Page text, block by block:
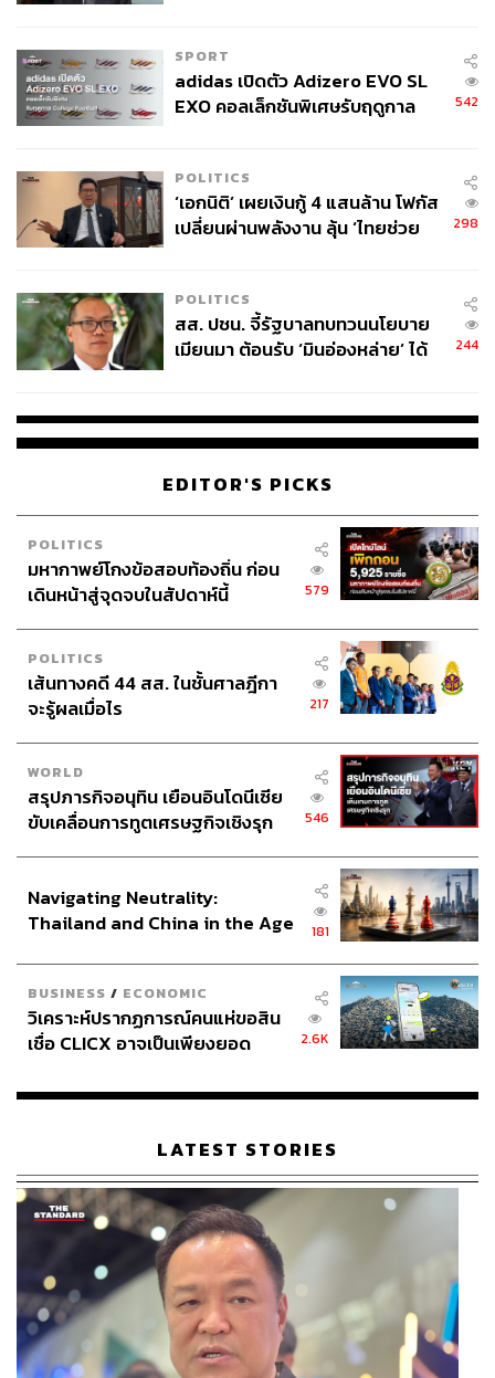
SPORT
adidas เปิดตัว Adizero EVO SL
EXO คอลเล็กชันพิเศษรับฤดูกาล
542
POLITICS
‘เอกนิติ’ เผยเงินกู้ 4 แสนล้าน โฟกัส
เปลี่ยนผ่านพลังงาน ลุ้น ‘ไทยช่วย
298
POLITICS
สส. ปชน. จี้รัฐบาลทบทวนนโยบาย
เมียนมา ต้อนรับ ‘มินอ่องหล่าย’ ได้
244
EDITOR'S PICKS
POLITICS
มหากาพย์โกงข้อสอบท้องถิ่น ก่อน
เดินหน้าสู่จุดจบในสัปดาห์นี้
579
POLITICS
เส้นทางคดี 44 สส. ในชั้นศาลฎีกา
จะรู้ผลเมื่อไร
217
WORLD
สรุปภารกิจอนุทิน เยือนอินโดนีเซีย
ขับเคลื่อนการทูตเศรษฐกิจเชิงรุก
546
Navigating Neutrality:
Thailand and China in the Age
181
BUSINESS / ECONOMIC
วิเคราะห์ปรากฏการณ์คนแห่ขอสิน
เชื่อ CLICX อาจเป็นเพียงยอด
เรือนไทยที่ถูกซุกไว้
2.6K
LATEST STORIES